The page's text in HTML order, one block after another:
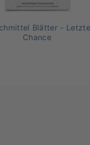
Blätter - Letzte
Chance